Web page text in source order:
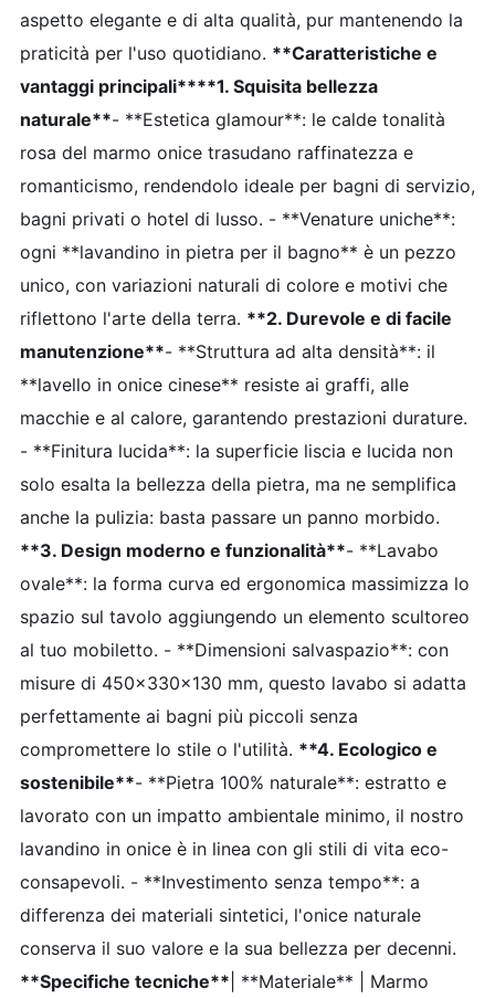
aspetto elegante e di alta qualità, pur mantenendo la
praticità per l'uso quotidiano. **Caratteristiche e
vantaggi principali****1. Squisita bellezza
naturale**- **Estetica glamour**: le calde tonalità
rosa del marmo onice trasudano raffinatezza e
romanticismo, rendendolo ideale per bagni di servizio,
bagni privati ​​o hotel di lusso. - **Venature uniche**:
ogni **lavandino in pietra per il bagno** è un pezzo
unico, con variazioni naturali di colore e motivi che
riflettono l'arte della terra. **2. Durevole e di facile
manutenzione**- **Struttura ad alta densità**: il
**lavello in onice cinese** resiste ai graffi, alle
macchie e al calore, garantendo prestazioni durature.
- **Finitura lucida**: la superficie liscia e lucida non
solo esalta la bellezza della pietra, ma ne semplifica
anche la pulizia: basta passare un panno morbido.
**3. Design moderno e funzionalità**- **Lavabo
ovale**: la forma curva ed ergonomica massimizza lo
spazio sul tavolo aggiungendo un elemento scultoreo
al tuo mobiletto. - **Dimensioni salvaspazio**: con
misure di 450x330x130 mm, questo lavabo si adatta
perfettamente ai bagni più piccoli senza
compromettere lo stile o l'utilità. **4. Ecologico e
sostenibile**- **Pietra 100% naturale**: estratto e
lavorato con un impatto ambientale minimo, il nostro
lavandino in onice è in linea con gli stili di vita eco-
consapevoli. - **Investimento senza tempo**: a
differenza dei materiali sintetici, l'onice naturale
conserva il suo valore e la sua bellezza per decenni.
**Specifiche tecniche** | **Materiale** | Marmo